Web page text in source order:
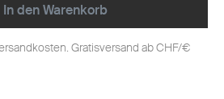
In den Warenkorb
Gratisversand ab CHF/€